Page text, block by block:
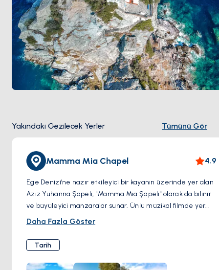
Yakındaki Gezilecek Yerler Tümünü Gör
Mamma Mia Chapel 4.9
Ege Denizi’ne nazır etkileyici bir kayanın üzerinde yer alan
Aziz Yuhanna Şapeli, "Mamma Mia Şapeli" olarak da bilinir
ve büyüleyici manzaralar sunar. Ünlü müzikal filmde yer
alan bu ikonik nokta, hem hayranları hem de gezginler için
tırmanarak ulaşılan şapelde huzur ve sinematik tarihin
buluşmasına tanık olabilirsiniz. Mamma Mia Şapeli, hem
manevi atmosferi hem de etkileyici manzaralarıyla
Daha Fazla Göster
Tarih